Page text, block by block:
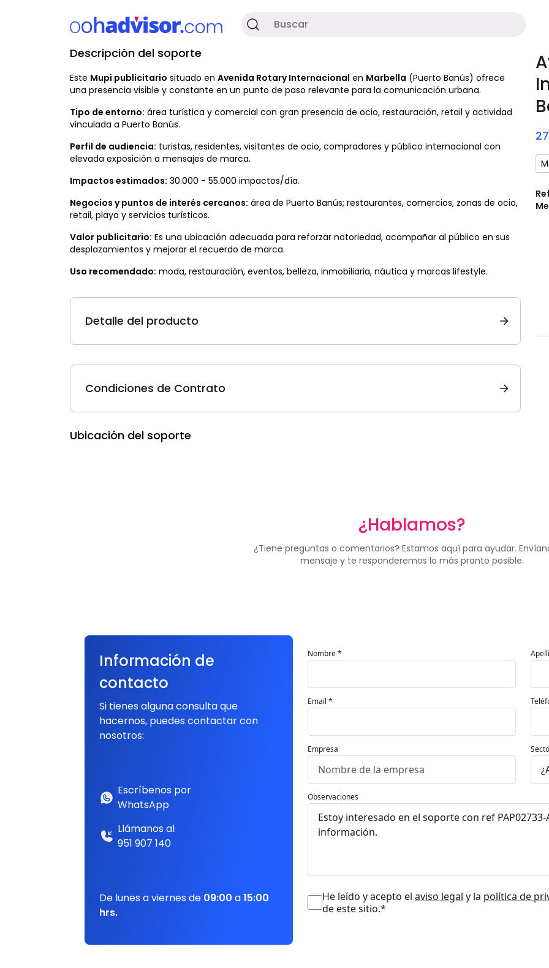
No Disponible
Descripción del soporte
Este Mupi publicitario situado en Avenida Rotary Internacional en Marbella (Puerto Banús) ofrece
una presencia visible y constante en un punto de paso relevante para la comunicación urbana.
Tipo de entorno: área turística y comercial con gran presencia de ocio, restauración, retail y actividad
vinculada a Puerto Banús.
Perfil de audiencia: turistas, residentes, visitantes de ocio, compradores y público internacional con
elevada exposición a mensajes de marca.
Impactos estimados: 30.000 - 55.000 impactos/día.
Negocios y puntos de interés cercanos: área de Puerto Banús; restaurantes, comercios, zonas de ocio,
retail, playa y servicios turísticos.
Valor publicitario: Es una ubicación adecuada para reforzar notoriedad, acompañar al público en sus
desplazamientos y mejorar el recuerdo de marca.
Uso recomendado: moda, restauración, eventos, belleza, inmobiliaria, náutica y marcas lifestyle.
Detalle del producto
Condiciones de Contrato
Ubicación del soporte
¿Hablamos?
¿Tiene preguntas o comentarios? Estamos aquí para ayudar.
mensaje y te responderemos lo más pronto posible.
Información de
contacto
Si tienes alguna consulta que
hacernos, puedes contactar con
nosotros:
Escríbenos por
WhatsApp
Llámanos al
951 907 140
De lunes a viernes de 09:00 a15:00
hrs.
Nombre *
Email *
Empresa
Observaciones
He leído y acepto el aviso legal y la política de
de este sitio.*